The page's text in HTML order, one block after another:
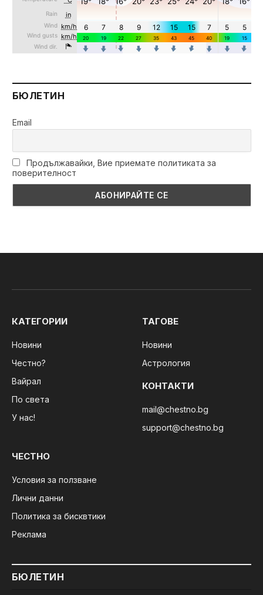
БЮЛЕТИН
Email
Продължавайки, Вие приемате политиката за
поверителност
КАТЕГОРИИ
Новини
Честно?
Вайрал
По света
У нас!
ТАГОВЕ
Новини
Астрология
КОНТАКТИ
mail@chestno.bg
support@chestno.bg
ЧЕСТНО
Условия за ползване
Лични данни
Политика за бисквтики
Реклама
БЮЛЕТИН